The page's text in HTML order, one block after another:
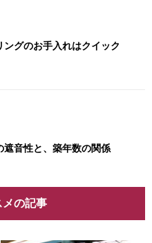
ングのお手入れはクイック
遮音性と、築年数の関係
メの記事